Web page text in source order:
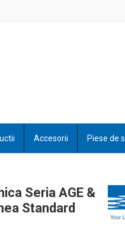
Accesorii Piese de
Seria AGE &
Standard